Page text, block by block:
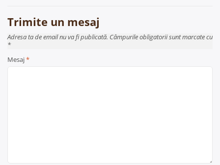
Trimite un mesaj
Adresa ta de email nu va fi publicată. Câmpurile obligatorii sunt marcate cu
*
Mesaj*